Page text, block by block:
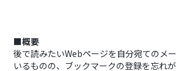
■概要
後で読みたいWebページを自分宛てのメ
いるものの、ブックマークの登録を忘れ